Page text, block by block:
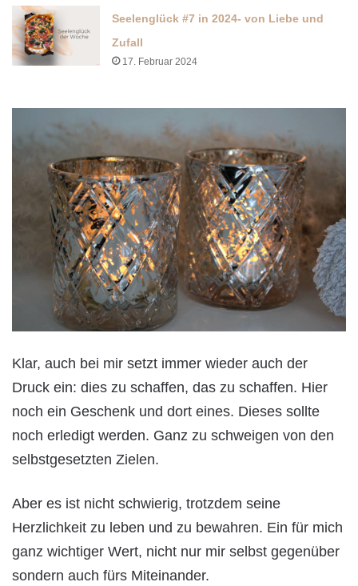
Seelenglück #7 in 2024- von Liebe und
Zufall
17. Februar 2024
Klar, auch bei mir setzt immer wieder auch der
Druck ein: dies zu schaffen, das zu schaffen. Hier
noch ein Geschenk und dort eines. Dieses sollte
noch erledigt werden. Ganz zu schweigen von den
selbstgesetzten Zielen.
Aber es ist nicht schwierig, trotzdem seine
Herzlichkeit zu leben und zu bewahren. Ein für mich
ganz wichtiger Wert, nicht nur mir selbst gegenüber
sondern auch fürs Miteinander.